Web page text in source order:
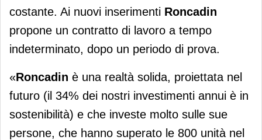
costante. Ai nuovi inserimenti Roncadin
propone un contratto di lavoro a tempo
indeterminato, dopo un periodo di prova.
«Roncadin è una realtà solida, proiettata nel
futuro (il 34% dei nostri investimenti annui è in
sostenibilità) e che investe molto sulle sue
persone, che hanno superato le 800 unità nel